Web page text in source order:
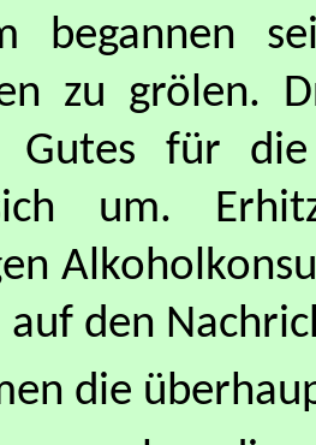
begannen
zu grölen.
Gutes für die
um.
den
die